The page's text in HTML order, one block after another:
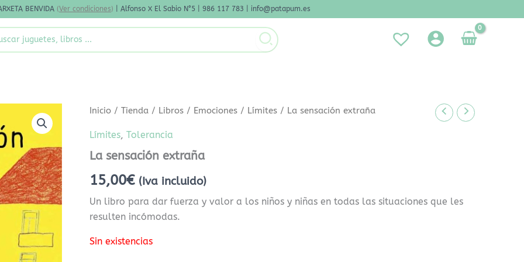
BENVIDA (Ver condiciones) | Alfonso X El Sabio N°5 | 986 117 783 | info@patapum.es
Inicio /Tienda / Libros / Emociones / Límites / La sensación extraña
Límites,Tolerancia
La sensación extraña
15,00€ (Iva incluido)
Un libro para dar fuerza y valor a los niños y niñas en todas las situaciones que les
resulten incómodas.
Sin existencias